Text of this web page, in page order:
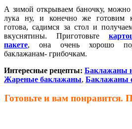
А зимой открываем баночку, можно
лука ну, и конечно же готовим
готова, садимся за стол и
вкуснятины. Приготовьте
пакете, она очень хорошо
баклажанам- грибочкам.
Интересные рецепты: Баклажаны
Жареные баклажаны, Баклажаны
Готовьте и вам понравится.